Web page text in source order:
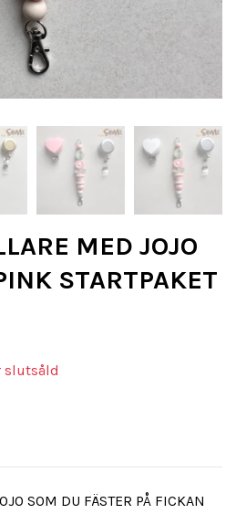
MED JOJO
STARTPAKET
slutsåld
SOM DU FÄSTER PÅ FICKAN